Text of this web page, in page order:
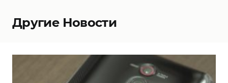
Другие Новости